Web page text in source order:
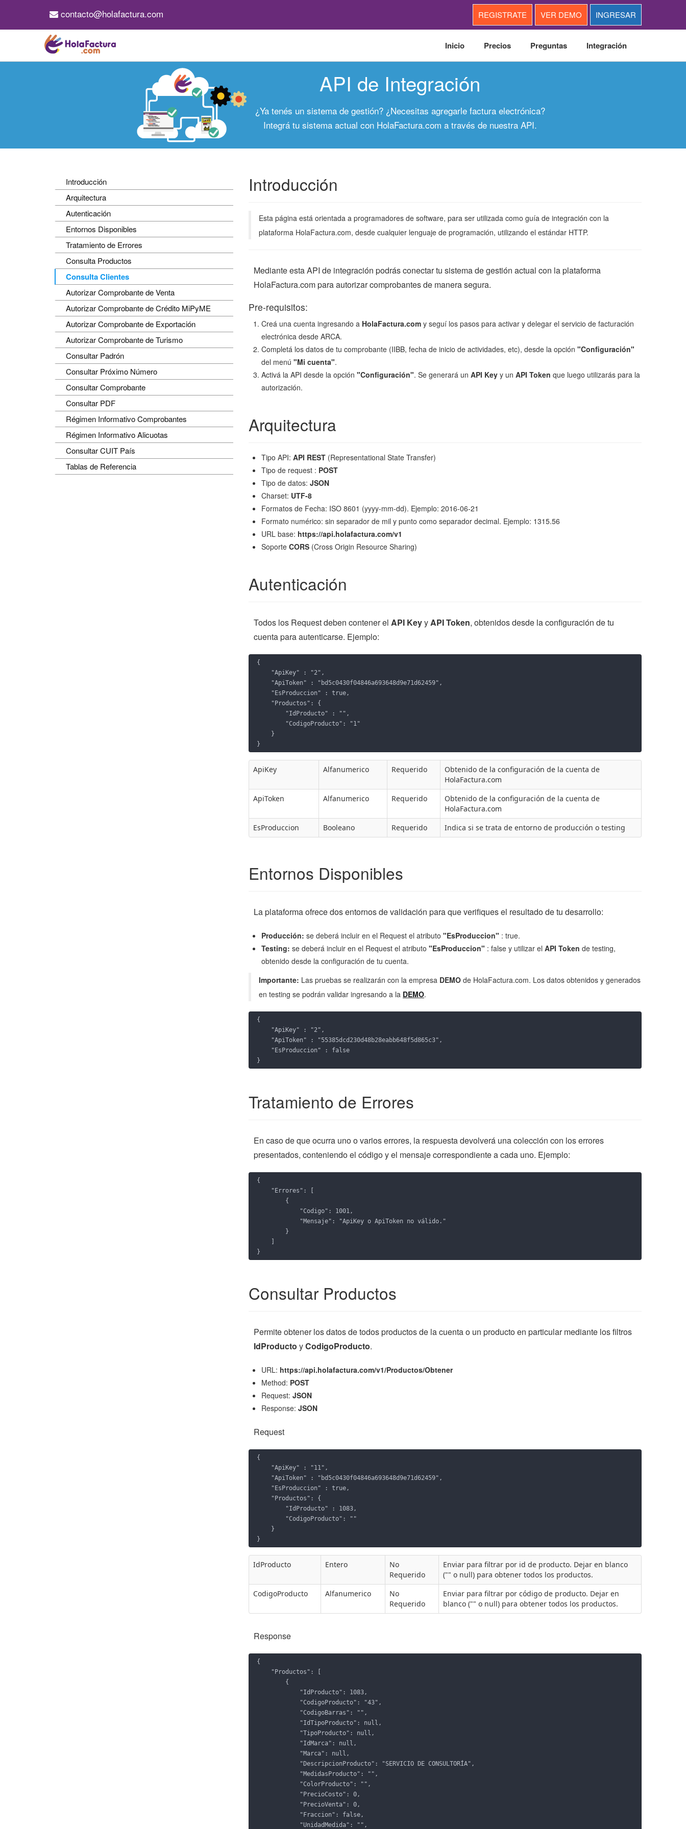
contacto@holafactura.com REGISTRATE VER DEMO INGRESAR
Inicio Precios Preguntas Integración
API de Integración
¿Ya tenés un sistema de gestión? ¿Necesitas agregarle factura electrónica?
Integrá tu sistema actual con HolaFactura.com a través de nuestra API.
Introducción
Arquitectura
Autenticación
Entornos Disponibles
Tratamiento de Errores
Consulta Productos
Consulta Clientes
Autorizar Comprobante de Venta
Autorizar Comprobante de Crédito MiPyME
Autorizar Comprobante de Exportación
Autorizar Comprobante de Turismo
Consultar Padrón
Consultar Próximo Número
Consultar Comprobante
Consultar PDF
Régimen Informativo Comprobantes
Régimen Informativo Alicuotas
Consultar CUIT País
Tablas de Referencia
Introducción
Esta página está orientada a programadores de software, para ser utilizada como guía de integración con la
plataforma HolaFactura.com, desde cualquier lenguaje de programación, utilizando el estándar HTTP.
Mediante esta API de integración podrás conectar tu sistema de gestión actual con la plataforma
HolaFactura.com para autorizar comprobantes de manera segura.
Pre-requisitos:
Creá una cuenta ingresando a HolaFactura.com y seguí los pasos para activar y delegar el servicio de facturación
electrónica desde ARCA.
Completá los datos de tu comprobante (IIBB, fecha de inicio de actividades, etc), desde la opción "Configuración"
del menú "Mi cuenta".
Activá la API desde la opción "Configuración". Se generará un API Key y un API Token que luego utilizarás para la
autorización.
Arquitectura
Tipo API: API REST (Representational State Transfer)
Tipo de request : POST
Tipo de datos: JSON
Charset: UTF-8
Formatos de Fecha: ISO 8601 (yyyy-mm-dd). Ejemplo: 2016-06-21
Formato numérico: sin separador de mil y punto como separador decimal. Ejemplo: 1315.56
URL base: https://api.holafactura.com/v1
Soporte CORS (Cross Origin Resource Sharing)
Autenticación
Todos los Request deben contener el API KeyyAPI Token, obtenidos desde la configuración de tu
cuenta para autenticarse. Ejemplo:
{
}
ApiKey Alfanumerico Requerido
Obtenido de la configuración de la cuenta de
HolaFactura.com
ApiToken
Alfanumerico Requerido
Obtenido de la configuración de la cuenta de
HolaFactura.com
EsProduccion
Booleano Requerido Indica si se trata de entorno de producción o testing
Entornos Disponibles
La plataforma ofrece dos entornos de validación para que verifiques el resultado de tu desarrollo:
Producción: se deberá incluir en el Request el atributo "EsProduccion" : true.
Testing: se deberá incluir en el Request el atributo "EsProduccion" : false y utilizar el API Token de testing,
obtenido desde la configuración de tu cuenta.
Importante: Las pruebas se realizarán con la empresa DEMO de HolaFactura.com. Los datos obtenidos y generados
en testing se podrán validar ingresando a la DEMO.
{
}
Tratamiento de Errores
En caso de que ocurra uno o varios errores, la respuesta devolverá una colección con los errores
presentados, conteniendo el código y el mensaje correspondiente a cada uno. Ejemplo:
{
}
Consultar Productos
Permite obtener los datos de todos productos de la cuenta o un producto en particular mediante los filtros
IdProducto yCodigoProducto.
URL: https://api.holafactura.com/v1/Productos/Obtener
Method: POST
Request: JSON
Response: JSON
Request
{
}
IdProducto Entero
No
Requerido
Enviar para filtrar por id de producto. Dejar en blanco
("" o null) para obtener todos los productos.
CodigoProducto
Alfanumerico
No
Requerido
Enviar para filtrar por código de producto. Dejar en
blanco ("" o null) para obtener todos los productos.
Response
{